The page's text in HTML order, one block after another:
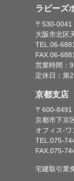
ラビーズ
〒530-0041
大阪市北区
TEL.06-
FAX.06-
営業時間：
定休日：第
京都支店
〒600-8491
京都市下京
オフィス-
TEL.075-
FAX.075-
宅建取引業